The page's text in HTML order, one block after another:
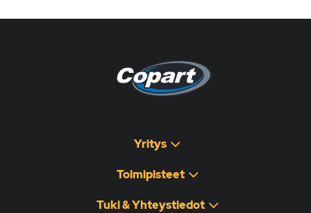
Yritys
Toimipisteet
Tuki & Yhteystiedot